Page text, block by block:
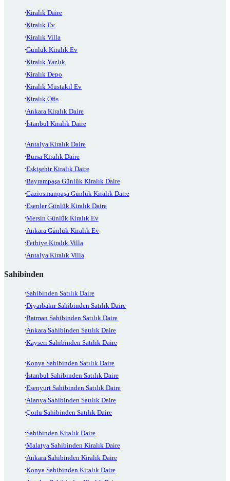
Kiralık Daire
Kiralık Ev
Kiralık Villa
Günlük Kiralık Ev
Kiralık Yazlık
Kiralık Depo
Kiralık Müstakil Ev
Kiralık Ofis
Ankara Kiralık Daire
İstanbul Kiralık Daire
Antalya Kiralık Daire
Bursa Kiralık Daire
Eskişehir Kiralık Daire
Bayrampaşa Günlük Kiralık Daire
Gaziosmanpaşa Günlük Kiralık Daire
Esenler Günlük Kiralık Daire
Mersin Günlük Kiralık Ev
Ankara Günlük Kiralık Ev
Fethiye Kiralık Villa
Antalya Kiralık Villa
Sahibinden
Sahibinden Satılık Daire
Diyarbakır Sahibinden Satılık Daire
Batman Sahibinden Satılık Daire
Ankara Sahibinden Satılık Daire
Kayseri Sahibinden Satılık Daire
Konya Sahibinden Satılık Daire
İstanbul Sahibinden Satılık Daire
Esenyurt Sahibinden Satılık Daire
Alanya Sahibinden Satılık Daire
Çorlu Sahibinden Satılık Daire
Sahibinden Kiralık Daire
Malatya Sahibinden Kiralık Daire
Ankara Sahibinden Kiralık Daire
Konya Sahibinden Kiralık Daire